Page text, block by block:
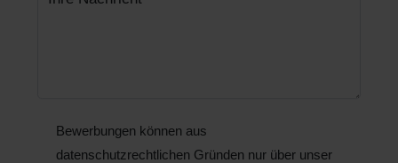
Bewerbungen können aus
datenschutzrechtlichen Gründen nur über unser